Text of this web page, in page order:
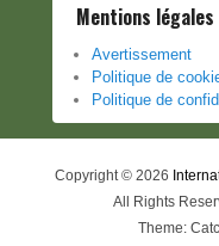
Mentions légales
Avertissement
Politique de
Politique de
Copyright © 2026
All Rights
Theme: